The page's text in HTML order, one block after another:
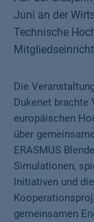
Juni an der
Technische
Die
Dukenet brachte
europäischen
über
ERASMUS
Simulationen,
Initiativen und
gemeinsamen